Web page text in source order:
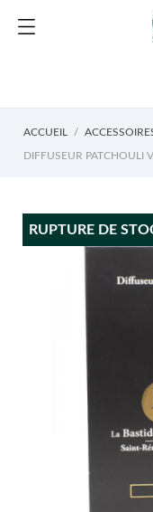
ACCUEIL
DIFFUSEUR PATCHOULI
RUPTURE DE